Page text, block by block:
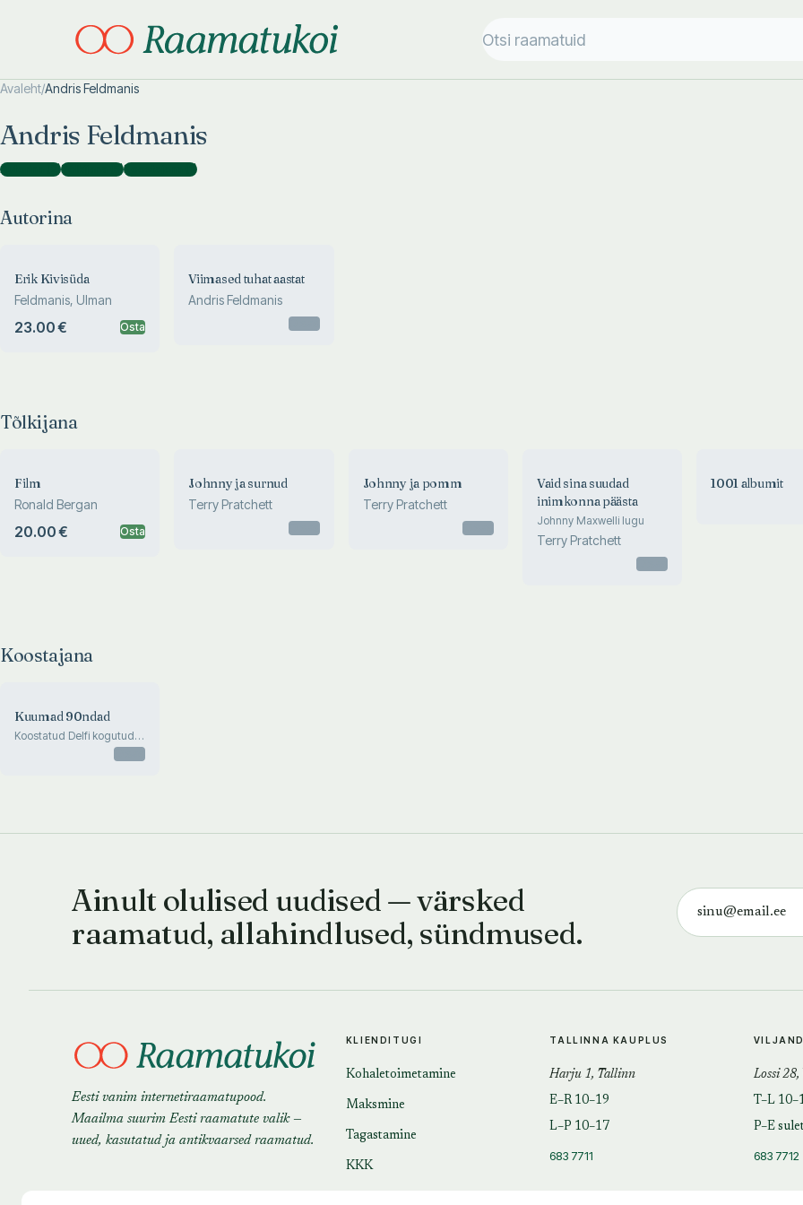
Avaleht/Andris Feldmanis
Andris Feldmanis
Autorina )Tõlkijana )Koostajana )
Autorina
Erik Kivisüda
Feldmanis, Ulman
23.00 € Osta
Viimased tuhat aastat
Andris Feldmanis
Tõlkijana
Film
Ronald Bergan
20.00 € Osta
Johnny ja surnud
Terry Pratchett
Johnny ja pomm
Terry Pratchett
Vaid sina suudad
inimkonna päästa
Johnny Maxwelli lugu
Terry Pratchett
1001 albumit
Koostajana
Kuumad 90ndad
Koostatud Delfi kogutud
Ainult olulised uudised — värsked
raamatud, allahindlused, sündmused.
Eesti vanim internetiraamatupood.
Maailma suurim Eesti raamatute valik —
uued, kasutatud ja antikvaarsed raamatud.
KLIENDITUGI
Kohaletoimetamine
Maksmine
Tagastamine
KKK
TALLINNA KAUPLUS
Harju 1, Tallinn
E–R 10–19
L–P 10–17
683 7711
Lossi
T–L
P–E
683 7712